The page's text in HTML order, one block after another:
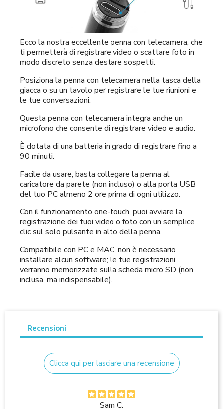
Ecco la nostra eccellente penna con telecamera, che
ti permetterà di registrare video o scattare foto in
modo discreto senza destare sospetti.
Posiziona la penna con telecamera nella tasca della
giacca o su un tavolo per registrare le tue riunioni e
le tue conversazioni.
Questa penna con telecamera integra anche un
microfono che consente di registrare video e audio.
È dotata di una batteria in grado di registrare fino a
90 minuti.
Facile da usare, basta collegare la penna al
caricatore da parete (non incluso) o alla porta USB
del tuo PC almeno 2 ore prima di ogni utilizzo.
Con il funzionamento one-touch, puoi avviare la
registrazione dei tuoi video o foto con un semplice
clic sul solo pulsante in alto della penna.
Compatibile con PC e MAC, non è necessario
installare alcun software; le tue registrazioni
verranno memorizzate sulla scheda micro SD (non
inclusa, ma indispensabile).
Recensioni
Clicca qui per lasciare una recensione
Sam C.